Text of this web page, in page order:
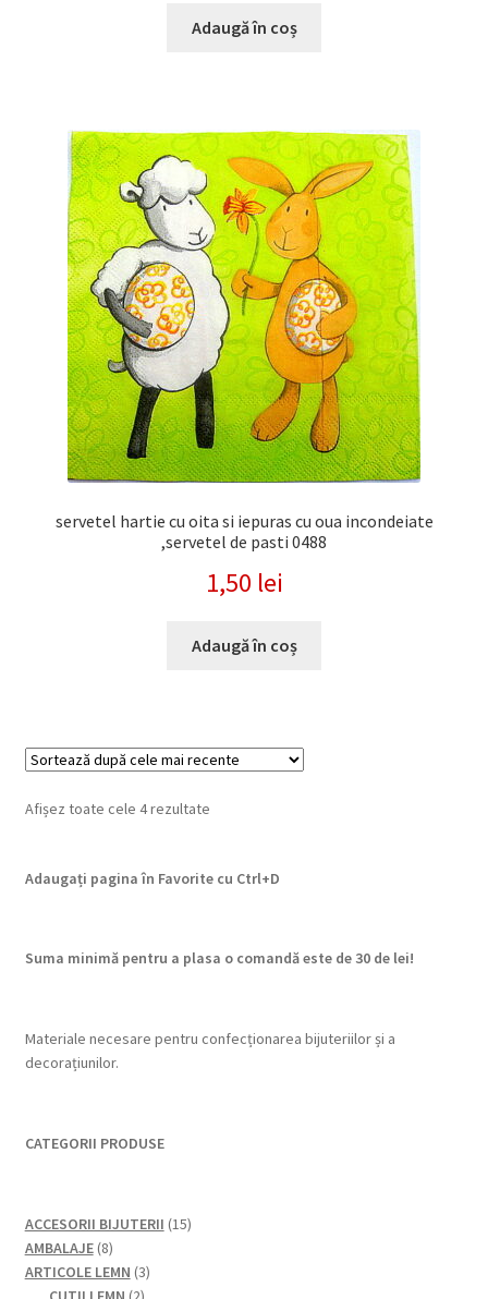
Adaugă în coș
servetel hartie cu oita si iepuras cu oua incondeiate
,servetel de pasti 0488
1,50 lei
Adaugă în coș
Afișez toate cele 4 rezultateSortat
mai
Adaugați pagina în Favorite cu Ctrl+D
Suma minimă pentru a plasa o comandă este de 30 de lei!
Materiale necesare pentru confecționarea bijuteriilor și a
decorațiunilor.
CATEGORII PRODUSE
ACCESORII BIJUTERII 1515
AMBALAJE 88
produse
ARTICOLE LEMN 33
2